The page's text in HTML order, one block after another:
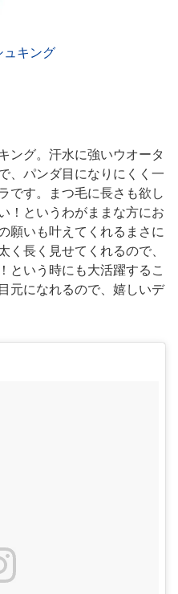
ュキング
ング。汗水に強いウオータ
、パンダ目になりにくく一
です。まつ毛に長さも欲し
！というわがままな方にお
願いも叶えてくれるまさに
く長く見せてくれるので、
という時にも大活躍するこ
元になれるので、嬉しいデ